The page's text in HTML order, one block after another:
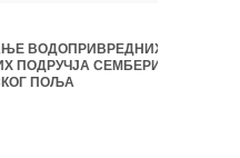
ВОДОПРИВРЕДНИХ
ПОДРУЧЈА СЕМБЕРИЈЕ,
ПОЉА